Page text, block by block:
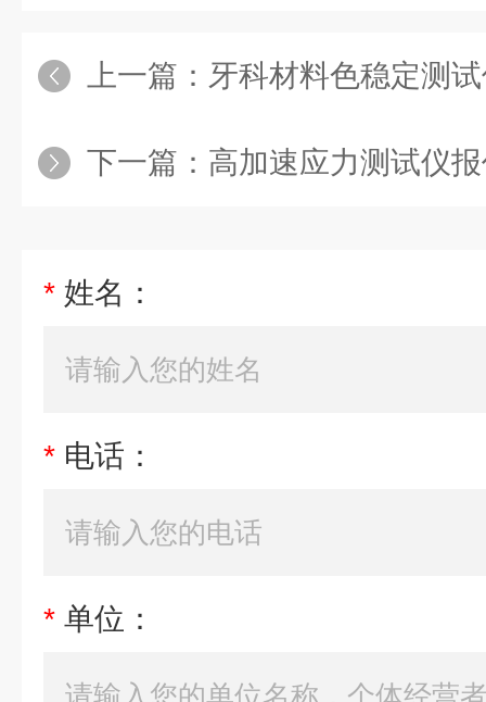
上一篇： 牙科材料色稳定测
下一篇： 高加速应力测试仪
* 姓名：
* 电话：
* 单位：